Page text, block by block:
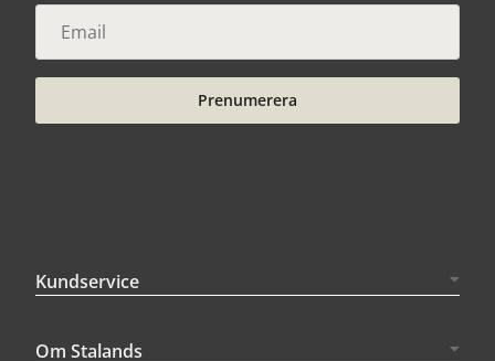
Prenumerera
Kundservice
Om Stalands